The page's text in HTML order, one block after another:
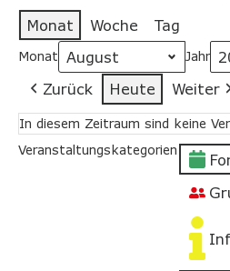
Monat Woche Tag
Monat Jahr
Zurück Heute Weiter
In diesem Zeitraum sind keine
Veranstaltungskategorien